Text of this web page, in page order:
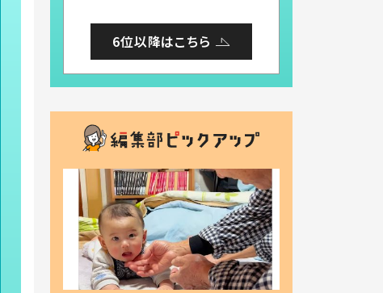
6位以降はこちら